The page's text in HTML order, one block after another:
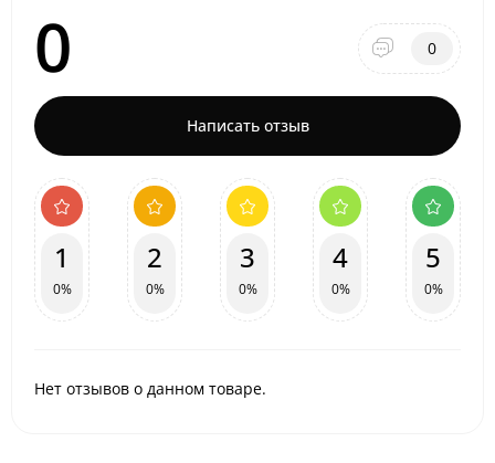
0 0
Написать отзыв
1
0%
2
0%
3
0%
4
0%
5
0%
Нет отзывов о данном товаре.